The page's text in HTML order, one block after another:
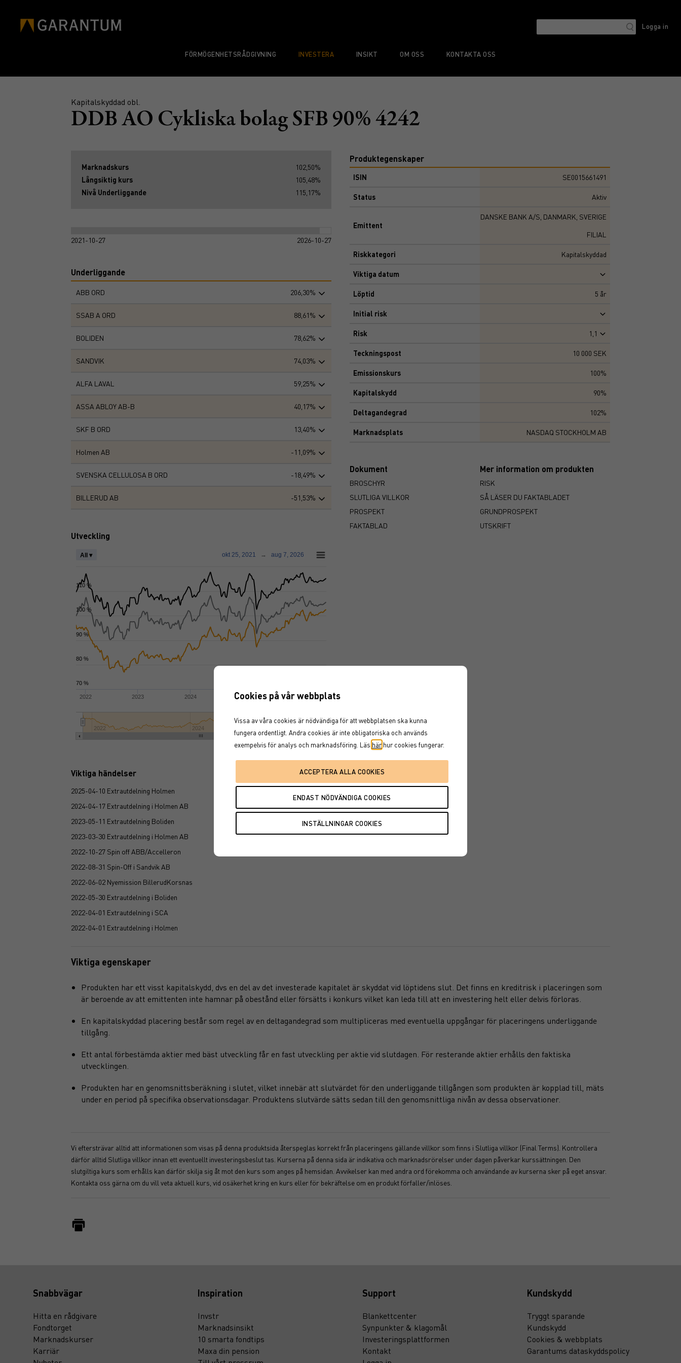
Logga in
FÖRMÖGENHETSRÅDGIVNING INVESTERA INSIKT OM OSS KONTAKTA OSS
Kapitalskyddad obl.
DDB AO Cykliska bolag SFB 90% 4242
Marknadskurs
102,50%
Långsiktig kurs
105,48%
Nivå Underliggande
115,17%
2021-10-27 2026-10-27
Underliggande
ABB ORD 206,30%
SSAB A ORD 88,61%
BOLIDEN 78,62%
SANDVIK 74,03%
ALFA LAVAL 59,25%
ASSA ABLOY AB-B 40,17%
SKF B ORD 13,40%
Holmen AB -11,09%
SVENSKA CELLULOSA B ORD -18,49%
BILLERUD AB -51,53%
Utveckling
2022 2023 2024 2025 2026
2022 2024
70 %
80 %
90 %
100 %
110 %
All ▾ okt 25, 2021 → aug 7, 2026
Viktiga händelser
2025-04-10 Extrautdelning Holmen
2024-04-17 Extrautdelning i Holmen AB
2023-05-11 Extrautdelning Boliden
2023-03-30 Extrautdelning i Holmen AB
2022-10-27 Spin off ABB/Accelleron
2022-08-31 Spin-Off i Sandvik AB
2022-06-02 Nyemission BillerudKorsnas
2022-05-30 Extrautdelning i Boliden
2022-04-01 Extrautdelning i SCA
2022-04-01 Extrautdelning i Holmen
Produktegenskaper
ISIN SE0015661491
Status Aktiv
Emittent
DANSKE BANK A/S, DANMARK, SVERIGE
FILIAL
Riskkategori Kapitalskyddad
Viktiga datum
Löptid 5 år
Initial risk
Risk 1,1
Teckningspost 10 000 SEK
Emissionskurs 100%
Kapitalskydd 90%
Deltagandegrad 102%
Marknadsplats NASDAQ STOCKHOLM AB
Dokument
BROSCHYR
SLUTLIGA VILLKOR
PROSPEKT
FAKTABLAD
Mer information om produkten
RISK
SÅ LÄSER DU FAKTABLADET
GRUNDPROSPEKT
UTSKRIFT
Viktiga egenskaper
Produkten har ett visst kapitalskydd, dvs en del av det investerade kapitalet är skyddat vid löptidens slut. Det finns en kreditrisk i placeringen som
är beroende av att emittenten inte hamnar på obestånd eller försätts i konkurs vilket kan leda till att en investering helt eller delvis förloras.
En kapitalskyddad placering består som regel av en deltagandegrad som multipliceras med eventuella uppgångar för placeringens underliggande
tillgång.
Ett antal förbestämda aktier med bäst utveckling får en fast utveckling per aktie vid slutdagen. För resterande aktier erhålls den faktiska
utvecklingen.
Produkten har en genomsnittsberäkning i slutet, vilket innebär att slutvärdet för den underliggande tillgången som produkten är kopplad till, mäts
under en period på specifika observationsdagar. Produktens slutvärde sätts sedan till den genomsnittliga nivån av dessa observationer.
Vi eftersträvar alltid att informationen som visas på denna produktsida återspeglas korrekt från placeringens gällande villkor som finns i Slutliga villkor (Final Terms). Kontrollera
därför alltid Slutliga villkor innan ett eventuellt investeringsbeslut tas. Kurserna på denna sida är indikativa och marknadsrörelser under dagen påverkar kurssättningen. Den
slutgiltiga kurs som erhålls kan därför skilja sig åt mot den kurs som anges på hemsidan. Avvikelser kan med andra ord förekomma och användande av kurserna sker på eget ansvar.
Kontakta oss gärna om du vill veta aktuell kurs, vid osäkerhet kring en kurs eller för bekräftelse om en produkt förfaller/inlöses.
Snabbvägar
Hitta en rådgivare
Fondtorget
Marknadskurser
Karriär
Inspiration
Invstr
Marknadsinsikt
10 smarta fondtips
Maxa din pension
Support
Blankettcenter
Synpunkter & klagomål
Investeringsplattformen
Kontakt
Kundskydd
Tryggt sparande
Kundskydd
Cookies & webbplats
Garantums dataskyddspolicy
Cookies på vår webbplats
Vissa av våra cookies är nödvändiga för att webbplatsen ska kunna
fungera ordentligt. Andra cookies är inte obligatoriska och används
exempelvis för analys och marknadsföring. Läs här hur cookies fungerar.